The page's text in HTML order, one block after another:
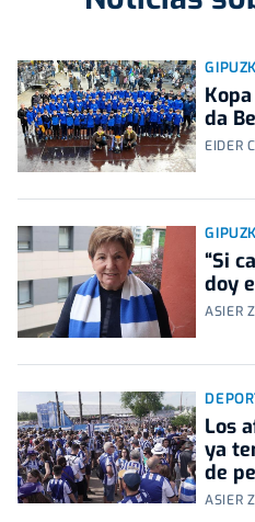
da
EIDER
“Si
doy
ASIER
Los
ya
de
ASIER